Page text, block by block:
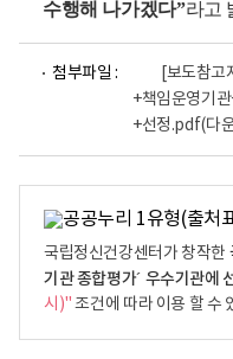
수행해 나가겠다”라고
첨부파일 :
[보도참
+책임운영기관
+선정.pdf(다
국립정신건강센터가 창작한
기관 종합평가´ 우수기관에
시)"조건에 따라 이용 할 수